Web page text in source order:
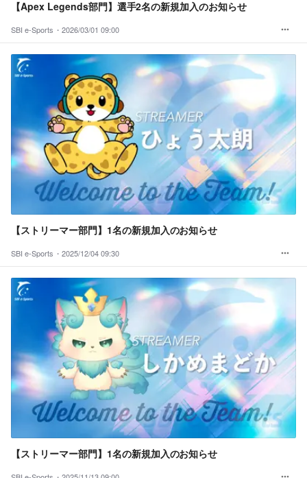
【Apex Legends部門】選手2名の新規加入のお知らせ
SBI e-Sports・ 2026/03/01 09:00
【ストリーマー部門】1名の新規加入のお知らせ
SBI e-Sports・ 2025/12/04 09:30
【ストリーマー部門】1名の新規加入のお知らせ